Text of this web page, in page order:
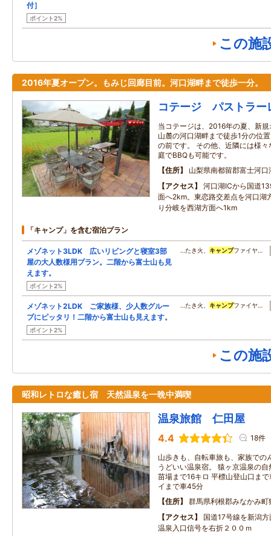
付］
ポイント2%
この施
2016年夏オープン。もみじ回廊目前。河口湖畔まで徒歩一分。
コテージ パストラー
当コテージは、2016年の夏、新
山麓の河口湖畔まで徒歩1分の位
の前です。 その他、近隣には様
庭でBBQも可能です。
住所
山梨県南都留郡富士河
アクセス
河口湖ICから国道
面へ2km。東恋路交差点を河口湖
り分岐を西湖方面へ1km
「キャンプ」を含む宿泊プラン
メゾネット3LDK 広いリビングと寝室3部
屋の大人数様用プラン。二階から富士山も見
えます。
ポイント2%
…たき火、 キャンプファイヤ…
メゾネット2LDK ご家族様、少人数グルー
プにピッタリ！二階から富士山も見えます。
ポイント2%
…たき火、 キャンプファイヤ…
この施
昭和レトロな癒し宿 天然温泉を一晩中満喫
温泉旅館 仁田屋
4.4 18件
山歩きも、自転車旅も、家族での
うどいい温泉宿。 猿ヶ京温泉の
苗場まで16キロ 平標山登山口ま
イまで車45分
住所
群馬県利根郡みなかみ
アクセス
国道17号線を新潟
温泉入口信号を右折２００ｍ